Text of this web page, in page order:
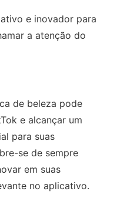
e inovador para
a atenção do
de beleza pode
e alcançar um
para suas
se de sempre
em suas
no aplicativo.